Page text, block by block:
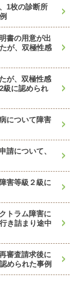
1枚の診断所
書の用意が出
が、双極性感
が、双極性感
級に認められ
について障害
請について、
害等級２級に
トラム障害に
き詰まり途中
審査請求後に
められた事例